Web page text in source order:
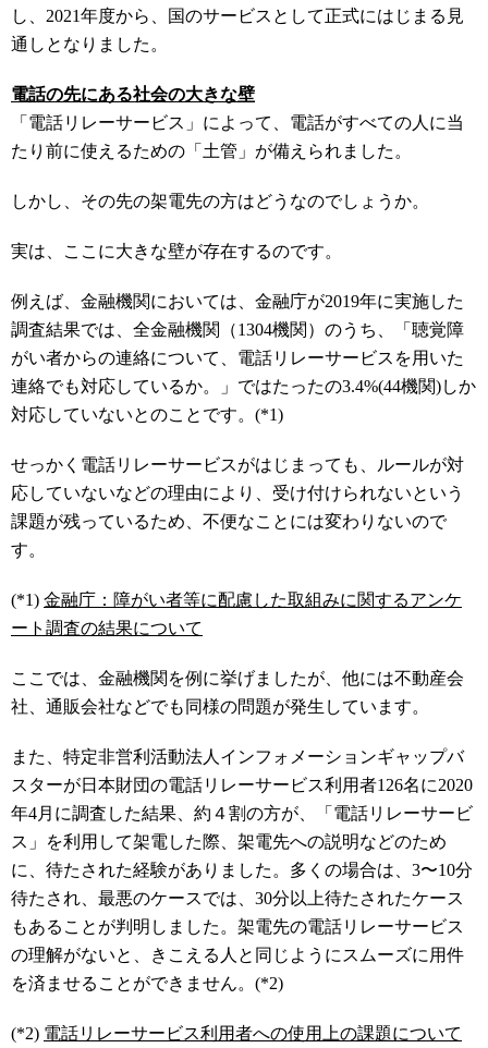
し、 2021年度から、国のサービスとして正式にはじまる見
通しとなりました。
電話の先にある社会の大きな壁
「電話リレーサービス」によって、電話がすべての人に当
たり前に使えるための「土管」が備えられました。
しかし、その先の架電先の方はどうなのでしょうか。
実は、ここに大きな壁が存在するのです。
例えば、金融機関においては、金融庁が2019年に実施した
調査結果では、全金融機関（1304機関）のうち、「聴覚障
がい者からの連絡について、電話リレーサービスを用いた
連絡でも対応しているか。」ではたったの3.4%(44機関)しか
対応していないとのことです。 (*1)
せっかく電話リレーサービスがはじまっても、ルールが対
応していないなどの理由により、受け付けられないという
課題が残っているため、不便なことには変わりないので
す。
(*1) 金融庁：障がい者等に配慮した取組みに関するアンケ
ート調査の結果について
ここでは、金融機関を例に挙げましたが、他には不動産会
社、通販会社などでも同様の問題が発生しています。
また、特定非営利活動法人インフォメーションギャップバ
スターが日本財団の電話リレーサービス利用者126名に2020
年4月に調査した結果、約４割の方が、「電話リレーサービ
ス」を利用して架電した際、架電先への説明などのため
に、待たされた経験がありました。多くの場合は、 3〜10分
待たされ、最悪のケースでは、 30分以上待たされたケース
もあることが判明しました。架電先の電話リレーサービス
の理解がないと、きこえる人と同じようにスムーズに用件
を済ませることができません。 (*2)
(*2) 電話リレーサービス利用者への使用上の課題について